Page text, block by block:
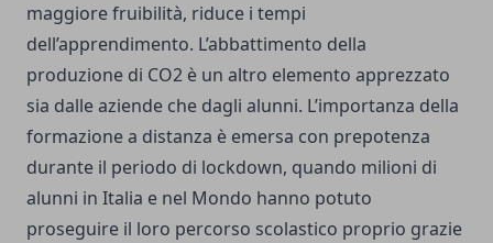
maggiore fruibilità, riduce i tempi
dell’apprendimento. L’abbattimento della
produzione di CO2 è un altro elemento apprezzato
sia dalle aziende che dagli alunni. L’importanza della
formazione a distanza è emersa con prepotenza
durante il periodo di lockdown, quando milioni di
alunni in Italia e nel Mondo hanno potuto
proseguire il loro percorso scolastico proprio grazie